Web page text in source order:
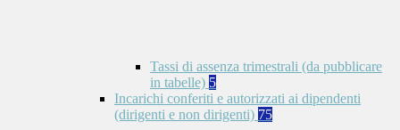
Tassi di assenza trimestrali (da pubblicare
in tabelle) 5
Incarichi conferiti e autorizzati ai dipendenti
(dirigenti e non dirigenti) 75